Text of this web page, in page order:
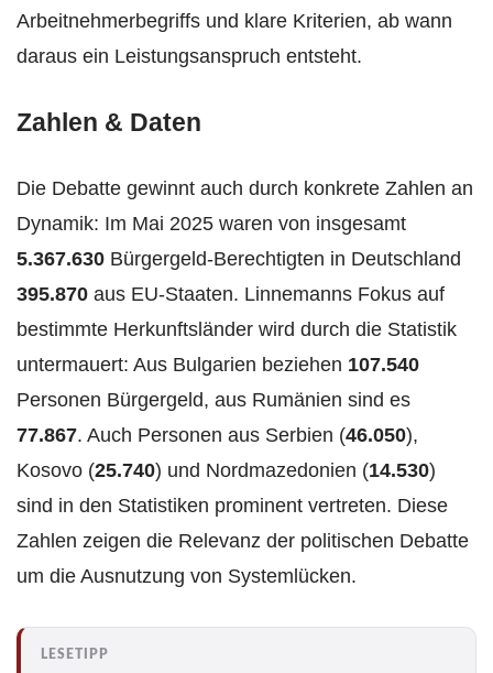
Arbeitnehmerbegriffs und klare Kriterien, ab wann
daraus ein Leistungsanspruch entsteht.
Zahlen & Daten
Die Debatte gewinnt auch durch konkrete Zahlen an
Dynamik: Im Mai 2025 waren von insgesamt
5.367.630 Bürgergeld-Berechtigten in Deutschland
395.870 aus EU-Staaten. Linnemanns Fokus auf
bestimmte Herkunftsländer wird durch die Statistik
untermauert: Aus Bulgarien beziehen 107.540
Personen Bürgergeld, aus Rumänien sind es
77.867. Auch Personen aus Serbien (46.050),
Kosovo (25.740) und Nordmazedonien (14.530)
sind in den Statistiken prominent vertreten. Diese
Zahlen zeigen die Relevanz der politischen Debatte
um die Ausnutzung von Systemlücken.